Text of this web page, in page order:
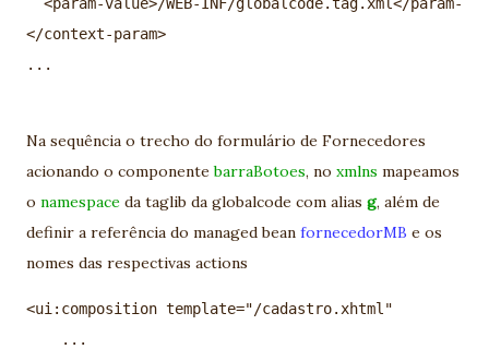
</context-param>
Na sequência o trecho do formulário de Fornecedores
acionando o componentebarraBotoes, no xmlns mapeamos
o namespace da taglib da globalcode com alias g, além de
definir a referência do managed bean fornecedorMB e os
nomes das respectivas actions
<ui:composition template="/cadastro.xhtml"
...